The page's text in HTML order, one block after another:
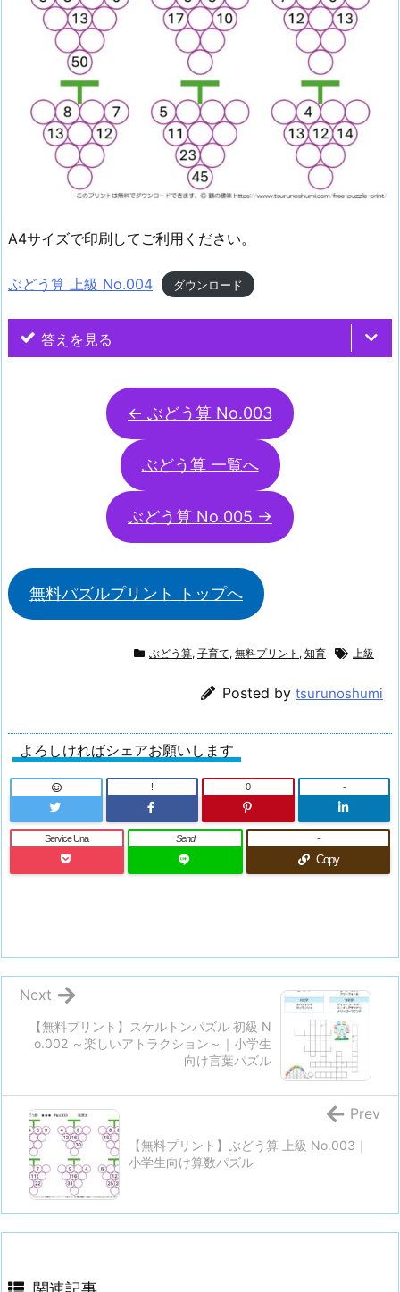
A4サイズで印刷してご利用ください。
ぶどう算 上級 No.004 ダウンロード
答えを見る
← ぶどう算 No.003
ぶどう算 一覧へ
ぶどう算 No.005 →
無料パズルプリント トップへ
ぶどう算, 子育て, 無料プリント , 知育 上級
Posted by tsurunoshumi
よろしければシェアお願いします
! 0 -
Service Una Send
Copy
-
【無料プリント】スケルトンパズル 初級 N
o.002 ～楽しいアトラクション～｜小学生
向け言葉パズル
Next
【無料プリント】ぶどう算 上級 No.003｜
小学生向け算数パズル
Prev